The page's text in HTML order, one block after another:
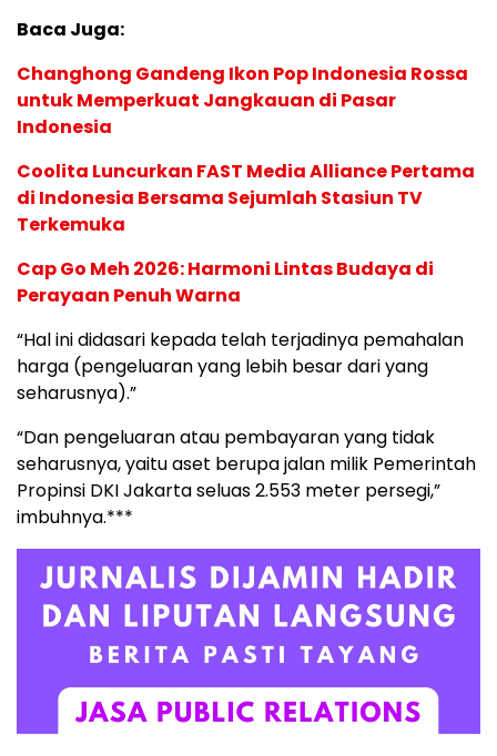
Baca Juga:
Changhong Gandeng Ikon Pop Indonesia Rossa
untuk Memperkuat Jangkauan di Pasar
Indonesia
Coolita Luncurkan FAST Media Alliance Pertama
di Indonesia Bersama Sejumlah Stasiun TV
Terkemuka
Cap Go Meh 2026: Harmoni Lintas Budaya di
Perayaan Penuh Warna
“Hal ini didasari kepada telah terjadinya pemahalan
harga (pengeluaran yang lebih besar dari yang
seharusnya).”
“Dan pengeluaran atau pembayaran yang tidak
seharusnya, yaitu aset berupa jalan milik Pemerintah
Propinsi DKI Jakarta seluas 2.553 meter persegi,”
imbuhnya.***